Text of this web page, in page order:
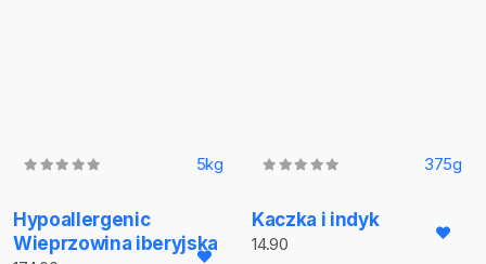
5kg
Hypoallergenic
Wieprzowina iberyjska
375g
Kaczka i indyk
14.90